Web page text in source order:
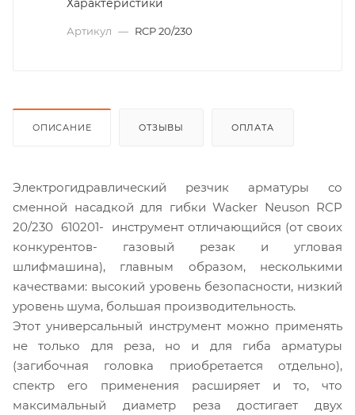
Характеристики
Артикул — RCP 20/230
ОПИСАНИЕ ОТЗЫВЫ ОПЛАТА
Электрогидравлический резчик арматуры со
сменной насадкой для гибки Wacker Neuson RCP
20/230 610201- инструмент отличающийся (от своих
конкурентов- газовый резак и угловая
шлифмашина), главным образом, несколькими
качествами: высокий уровень безопасности, низкий
уровень шума, большая производительность.
Этот универсальный инструмент можно применять
не только для реза, но и для гиба арматуры
(загибочная головка приобретается отдельно),
спектр его применения расширяет и то, что
максимальный диаметр реза достигает двух